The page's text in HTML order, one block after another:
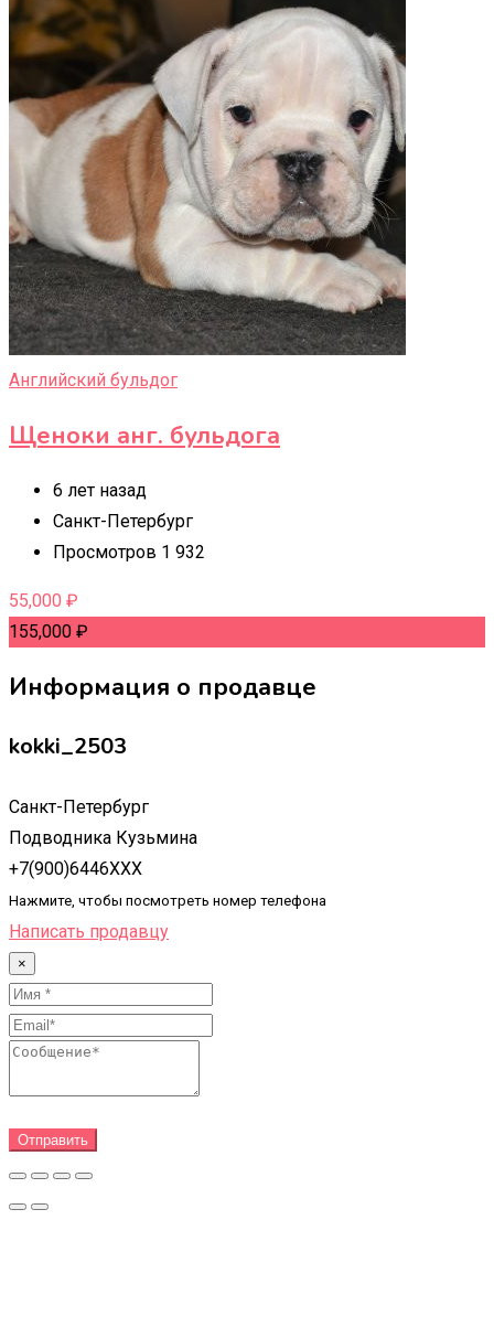
Английский бульдог
Щеноки анг. бульдога
6 лет назад
Санкт-Петербург
Просмотров 1 932
55,000 ₽
155,000 ₽
Информация о продавце
kokki_2503
Санкт-Петербург
Подводника Кузьмина
+7(900)6446XXX
Нажмите, чтобы посмотреть номер телефона
Написать продавцу
×
Отправить